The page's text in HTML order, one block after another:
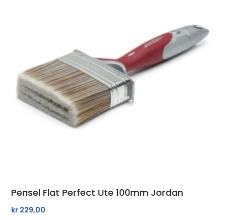
Pensel Flat Perfect Ute 100mm Jordan
kr 229,00